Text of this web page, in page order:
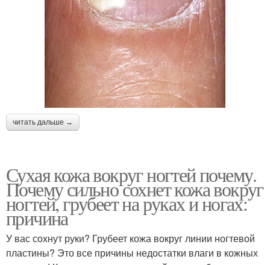
читать дальше →
Сухая кожа вокруг ногтей почему.
Почему сильно сохнет кожа вокруг
ногтей, грубеет на руках и ногах:
причина
У вас сохнут руки? Грубеет кожа вокруг линии ногтевой
пластины? Это все причины недостатки влаги в кожных